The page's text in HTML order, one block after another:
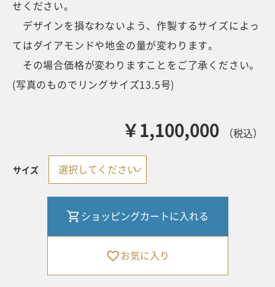
せください。
デザインを損なわないよう、作製するサイズによっ
てはダイアモンドや地金の量が変わります。
その場合価格が変わりますことをご了承ください。
(写真のものでリングサイズ13.5号)
￥1,100,000 （税込）
サイズ
ショッピングカートに入れる
お気に入り